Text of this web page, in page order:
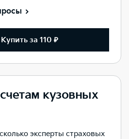
Купить за 110 ₽
кузовных
эксперты страховых